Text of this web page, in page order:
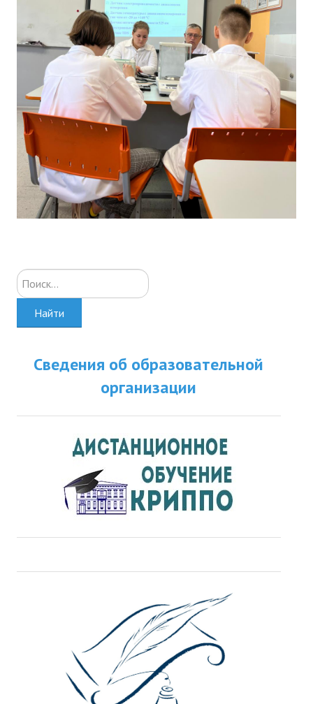
Искать...
Найти
Сведения об образовательной
организации